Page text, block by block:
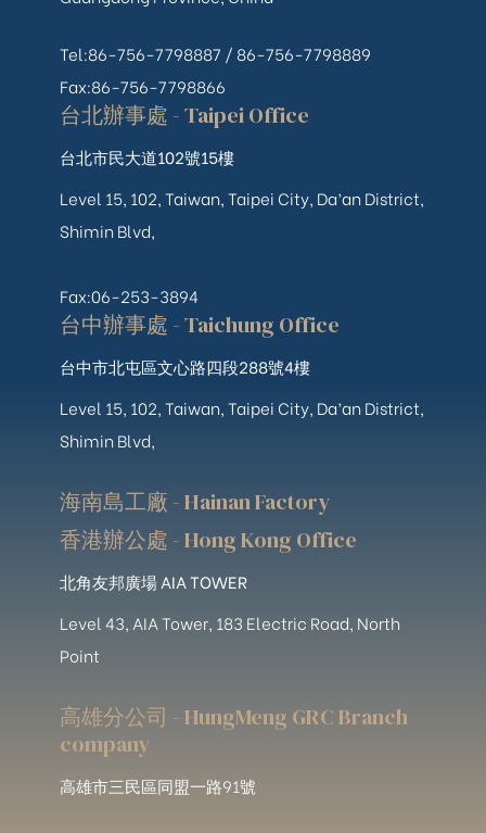
Tel:86-756-7798887 / 86-756-7798889
Fax:86-756-7798866
台北辦事處 - Taipei Office
台北市民大道102號15樓
Level 15, 102, Taiwan, Taipei City, Da’an District,
Shimin Blvd,
Fax:06-253-3894
台中辦事處 - Taichung Office
台中市北屯區文心路四段288號4樓
Level 15, 102, Taiwan, Taipei City, Da’an District,
Shimin Blvd,
海南島工廠 - Hainan Factory
香港辦公處 - Hong Kong Office
北角友邦廣場 AIA TOWER
Level 43, AIA Tower, 183 Electric Road, North
Point
高雄分公司 - HungMeng GRC Branch
company
高雄市三民區同盟一路91號